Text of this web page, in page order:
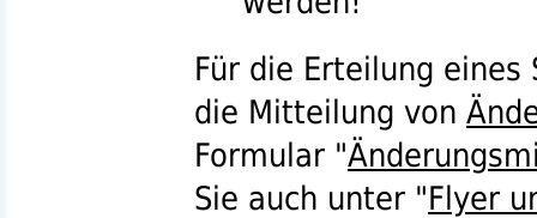
Für die Erteilung eines
die Mitteilung von
Formular "
Sie auch unter "Flyer